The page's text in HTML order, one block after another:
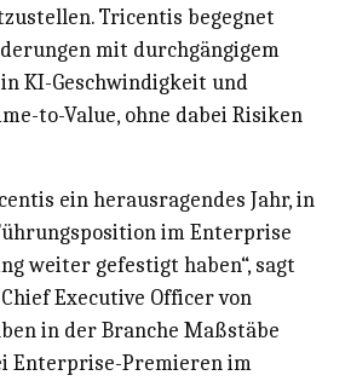
Tricentis begegnet
mit durchgängigem
KI-Geschwindigkeit und
to-Value, ohne dabei Risiken
ein herausragendes Jahr, in
im Enterprise
weiter gefestigt haben“, sagt
Executive Officer von
in der Branche Maßstäbe
Enterprise-Premieren im